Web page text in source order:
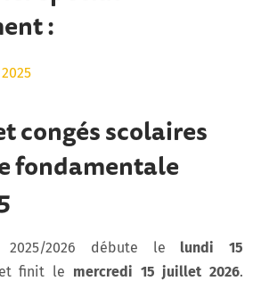
:
congés scolaires
fondamentale
2025/2026 débute le lundi 15
finit le mercredi 15 juillet 2026.